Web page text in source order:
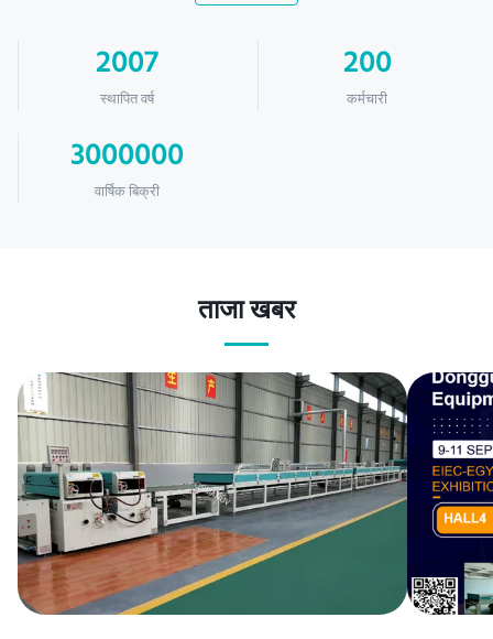
2007
स्थापित वर्ष
200
कर्मचारी
3000000
वार्षिक बिक्री
ताजा खबर